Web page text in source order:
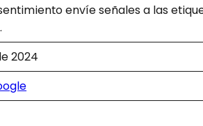
envíe señales a las
2024